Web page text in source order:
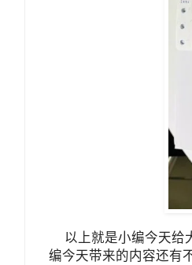
以上就是小编今天给
编今天带来的内容还有